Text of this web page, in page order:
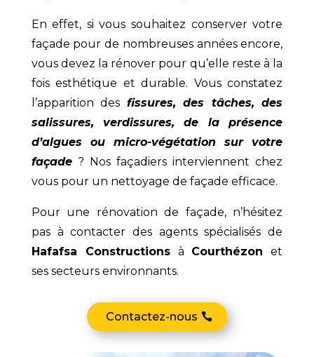
En effet, si vous souhaitez conserver votre
façade pour de nombreuses années encore,
vous devez la rénover pour qu’elle reste à la
fois esthétique et durable. Vous constatez
l’apparition des fissures, des tâches, des
salissures, verdissures, de la présence
d’algues ou micro-végétation sur votre
façade? Nos façadiers interviennent chez
vous pour un nettoyage de façade efficace.
Pour une rénovation de façade, n’hésitez
pas à contacter des agents spécialisés de
Hafafsa Constructionsà Courthézon et
ses secteurs environnants.
Contactez-nous